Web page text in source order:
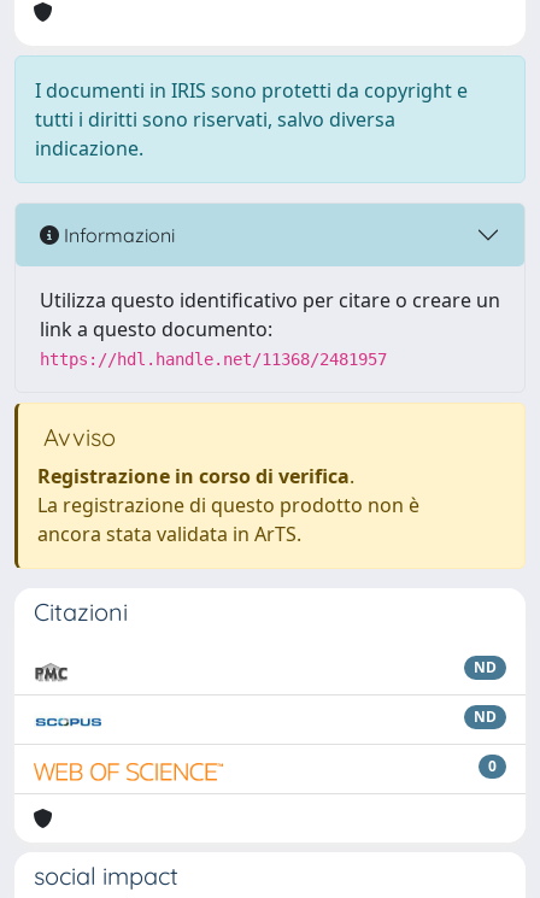
I documenti in IRIS sono protetti da copyright e
tutti i diritti sono riservati, salvo diversa
indicazione.
Informazioni
Utilizza questo identificativo per citare o creare un
link a questo documento:
https://hdl.handle.net/11368/2481957
Avviso
Registrazione in corso di verifica.
La registrazione di questo prodotto non è
ancora stata validata in ArTS.
Citazioni
ND
ND
0
social impact